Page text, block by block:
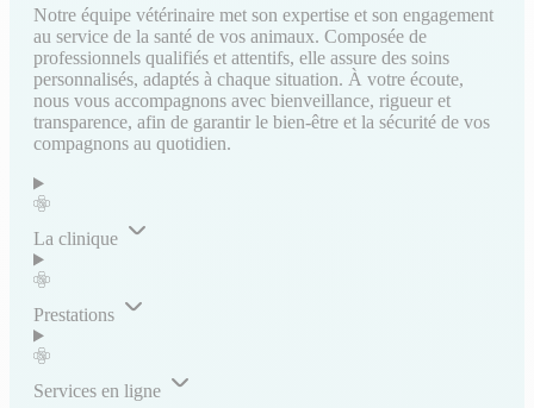
Notre équipe vétérinaire met son expertise et son engagement
au service de la santé de vos animaux. Composée de
professionnels qualifiés et attentifs, elle assure des soins
personnalisés, adaptés à chaque situation. À votre écoute,
nous vous accompagnons avec bienveillance, rigueur et
transparence, afin de garantir le bien-être et la sécurité de vos
compagnons au quotidien.
La clinique
Prestations
Services en ligne